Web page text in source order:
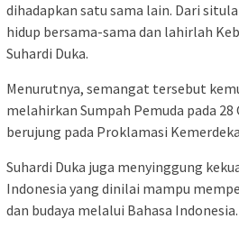
dihadapkan satu sama lain. Dari
hidup bersama-sama dan lahirlah
Suhardi Duka.
Menurutnya, semangat tersebut
melahirkan Sumpah Pemuda pada 28
berujung pada Proklamasi
Suhardi Duka juga menyinggung
Indonesia yang dinilai mampu
dan budaya melalui Bahasa Indonesia.